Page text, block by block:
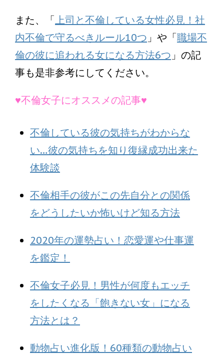
また、「上司と不倫している女性必見！社
内不倫で守るべきルール10つ 」や「職場不
倫の彼に追われる女になる方法6つ 」の記
事も是非参考にしてください。
♥不倫女子にオススメの記事♥
不倫している彼の気持ちがわからな
い…彼の気持ちを知り復縁成功出来た
体験談
不倫相手の彼がこの先自分との関係
をどうしたいか怖いけど知る方法
2020年の運勢占い！恋愛運や仕事運
を鑑定！
不倫女子必見！男性が何度もエッチ
をしたくなる「飽きない女」になる
方法とは？
動物占い進化版！60種類の動物占い